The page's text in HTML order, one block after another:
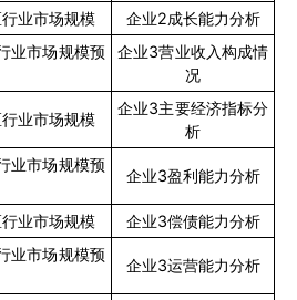
业市场规模 企业2成长能力分析
业市场规模预
企业3营业收入构成情
况
业市场规模
企业3主要经济指标分
析
业市场规模预
企业3盈利能力分析
业市场规模 企业3偿债能力分析
业市场规模预
企业3运营能力分析